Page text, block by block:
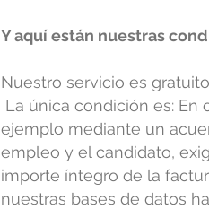
Y aquí están nuestras
Nuestro servicio es
La única condición es:
ejemplo mediante un
empleo y el candidato,
importe íntegro de la
nuestras bases de datos